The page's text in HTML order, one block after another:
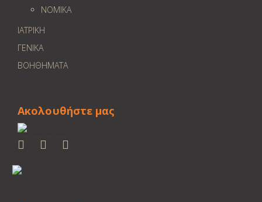
ΝΟΜΙΚΑ
ΙΑΤΡΙΚΗ
ΓΕΝΙΚΑ
ΒΟΗΘΗΜΑΤΑ
Ακολουθήστε μας